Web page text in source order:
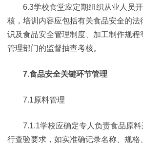
6.3学校食堂应定期组织从业人员开
核，培训内容应包括有关食品安全的法
识及食品安全管理制度、加工制作规程
管理部门的监督抽查考核。
7.食品安全关键环节管理
7.1原料管理
7.1.1学校应确定专人负责食品原料
行查验要求，如实准确记录名称、规格